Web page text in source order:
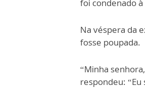
foi condenado
Na véspera da
fosse poupada.
“Minha
respondeu: